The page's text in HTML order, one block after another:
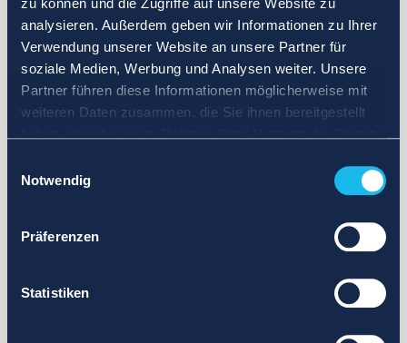
zu können und die Zugriffe auf unsere Website zu
analysieren. Außerdem geben wir Informationen zu Ihrer
Verwendung unserer Website an unsere Partner für
soziale Medien, Werbung und Analysen weiter. Unsere
Partner führen diese Informationen möglicherweise mit
weiteren Daten zusammen, die Sie ihnen bereitgestellt
Notwendig
Präferenzen
Statistiken